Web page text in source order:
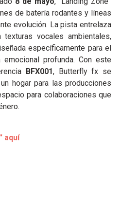
de batería rodantes y líneas
evolución. La pista entrelaza
vocales ambientales,
específicamente para el
profunda. Con este
BFX001, Butterfly fx se
hogar para las producciones
para colaboraciones que
aquí